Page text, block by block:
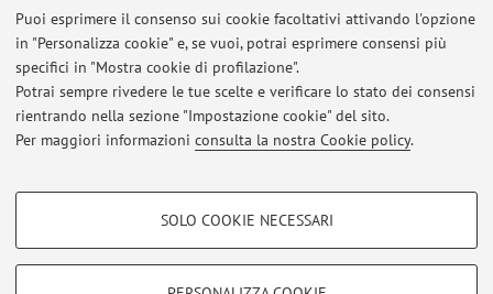
Puoi esprimere il consenso sui cookie facoltativi attivando l'opzione
in "Personalizza cookie" e, se vuoi, potrai esprimere consensi più
specifici in "Mostra cookie di profilazione".
Potrai sempre rivedere le tue scelte e verificare lo stato dei consensi
rientrando nella sezione "Impostazione cookie" del sito.
Per maggiori informazioni consulta la nostra Cookie policy.
COOKIE DI PROFILAZIONE - FACOLTATIVI
SOLO COOKIE NECESSARI
Pubblicato il: 02 marzo 2024
DIRITTO DELL'ESECUZIONE PENALE (DIRITTO PENALE II
CURRICULUM ITALO-FRANCESE) - PROGRAMMA D'ESAME
Pubblicato il: 03 giugno 2020
Area riservata
Accedi tramiteloginper gestire tutti i contenuti del sito.